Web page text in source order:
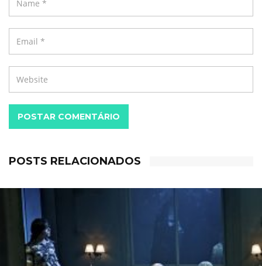
POSTAR COMENTÁRIO
POSTS RELACIONADOS